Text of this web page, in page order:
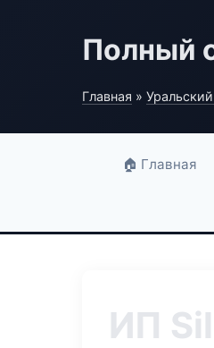
Полный
Главная »
🏠 Главная
ИП